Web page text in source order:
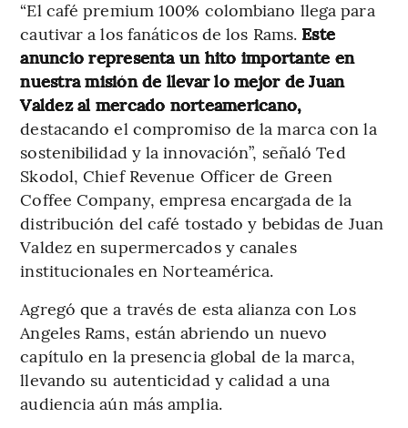
“El café premium 100% colombiano llega para
cautivar a los fanáticos de los Rams. Este
anuncio representa un hito importante en
nuestra misión de llevar lo mejor de Juan
Valdez al mercado norteamericano,
destacando el compromiso de la marca con la
sostenibilidad y la innovación”, señaló Ted
Skodol, Chief Revenue Officer de Green
Coffee Company, empresa encargada de la
distribución del café tostado y bebidas de Juan
Valdez en supermercados y canales
institucionales en Norteamérica.
Agregó que a través de esta alianza con Los
Angeles Rams, están abriendo un nuevo
capítulo en la presencia global de la marca,
llevando su autenticidad y calidad a una
audiencia aún más amplia.